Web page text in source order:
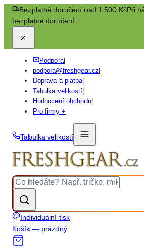
Bezplatné doručení:nad 1.500 KčPři
bezplatné doručení.
Podpora|
podpora@freshgear.cz
Doprava a platba|
Tabulka velikostí
Hodnocení obchodu
Pro firmy +
Tabulka velikostí
Individuální tisk
Košík — prázdný